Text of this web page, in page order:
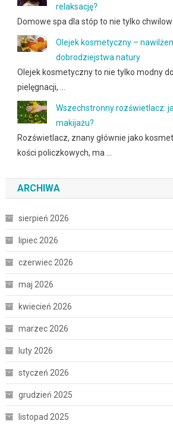
relaksację?
Domowe spa dla stóp to nie tylko
Olejek kosmetyczny –
dobrodziejstwa natury
Olejek kosmetyczny to nie tylko modny
pielęgnacji, …
Wszechstronny rozświetlacz:
makijażu?
Rozświetlacz, znany głównie jako
kości policzkowych, ma …
ARCHIWA
sierpień 2026
lipiec 2026
czerwiec 2026
maj 2026
kwiecień 2026
marzec 2026
luty 2026
styczeń 2026
grudzień 2025
listopad 2025